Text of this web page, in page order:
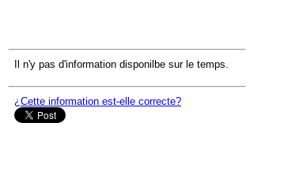
Il n'y pas d'information disponilbe sur le temps.
¿Cette information est-elle correcte?